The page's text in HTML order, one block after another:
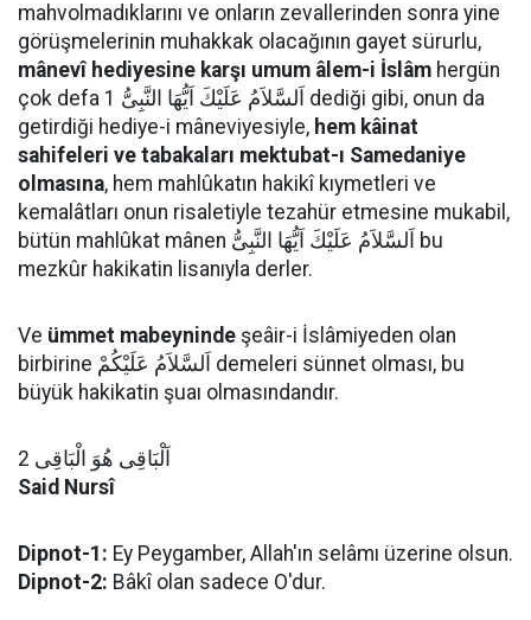
mahvolmadıklarını ve onların zevallerinden sonra yine
görüşmelerinin muhakkak olacağının gayet sürurlu,
mânevî hediyesine karşı umum âlem-i İslâm hergün
çok defa اَلسَّلاَمُ عَلَيْكَ اَيُّهَا النَّبِىُّ 1 dediği gibi, onun da
getirdiği hediye-i mâneviyesiyle, hem kâinat
sahifeleri ve tabakaları mektubat-ı Samedaniye
olmasına, hem mahlûkatın hakikî kıymetleri ve
kemalâtları onun risaletiyle tezahür etmesine mukabil,
bütün mahlûkat mânen اَلسَّلاَمُ عَلَيْكَ اَيُّهَا النَّبِىُّ bu
mezkûr hakikatin lisanıyla derler.
Ve ümmet mabeyninde şeâir-i İslâmiyeden olan
birbirine اَلسَّلاَمُ عَلَيْكُمْ demeleri sünnet olması, bu
büyük hakikatin şuaı olmasındandır.
اَلْبَاقِى هُوَ الْبَاقِى 2
Said Nursî
Dipnot-1: Ey Peygamber, Allah'ın selâmı üzerine olsun.
Dipnot-2: Bâkî olan sadece O'dur.